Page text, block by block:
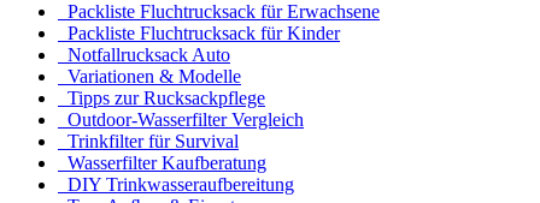
Packliste Fluchtrucksack für Erwachsene
Packliste Fluchtrucksack für Kinder
Notfallrucksack Auto
Variationen & Modelle
Tipps zur Rucksackpflege
Outdoor-Wasserfilter Vergleich
Trinkfilter für Survival
Wasserfilter Kaufberatung
DIY Trinkwasseraufbereitung